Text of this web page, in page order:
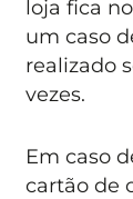
loja fica
um caso
realizado
vezes.
Em caso
cartão de